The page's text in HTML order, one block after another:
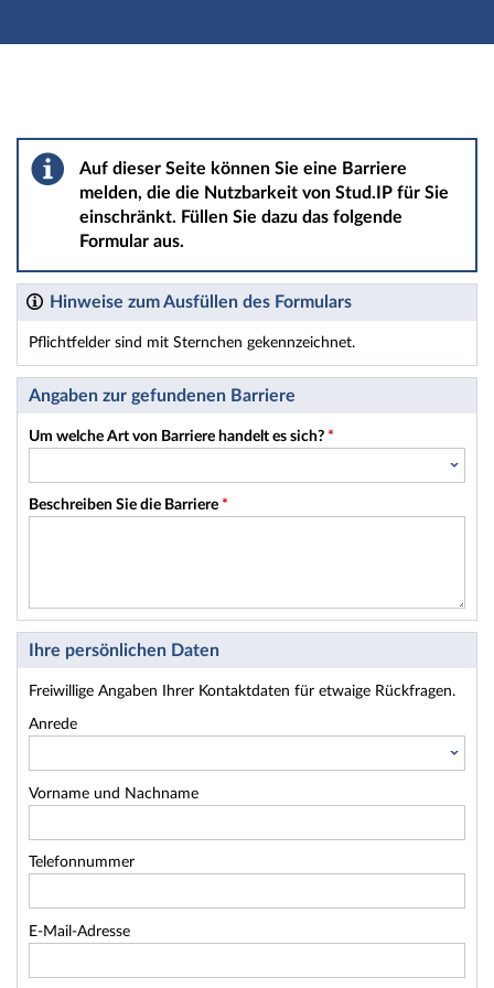
Hauptnavigation
Barriere melden
Auf dieser Seite können Sie eine Barriere
melden, die die Nutzbarkeit von Stud.IP für Sie
einschränkt. Füllen Sie dazu das folgende
Formular aus.
Hinweise zum Ausfüllen des Formulars
Pflichtfelder sind mit Sternchen gekennzeichnet.
Dieses Formular enthält Pflichtfelder.
Angaben zur gefundenen Barriere
Um welche Art von Barriere handelt es sich? *
Beschreiben Sie die Barriere *
Ihre persönlichen Daten
Freiwillige Angaben Ihrer Kontaktdaten für etwaige Rückfragen.
Anrede
Vorname und Nachname
Telefonnummer
E-Mail-Adresse